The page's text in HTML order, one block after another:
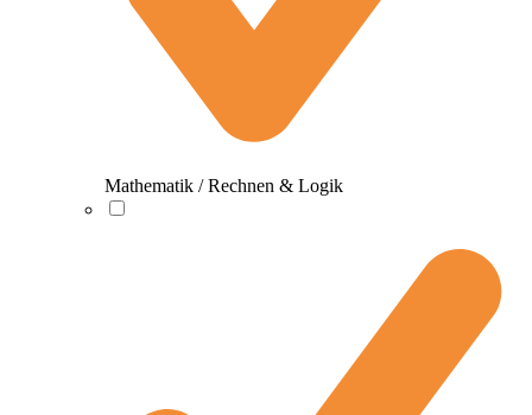
Mathematik / Rechnen & Logik